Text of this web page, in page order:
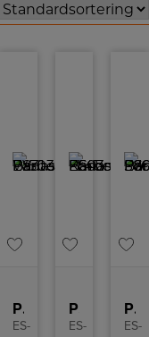
Panasonic Barbermaskine
ES-
ES-
Panasonic Barbermaskine
ES-